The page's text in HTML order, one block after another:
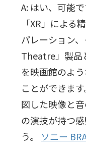
A: はい、可能
「XR」による
パレーション
Theatre」製品
を映画館のよ
ことができま
図した映像と
の演技が持つ
う。 ソニー